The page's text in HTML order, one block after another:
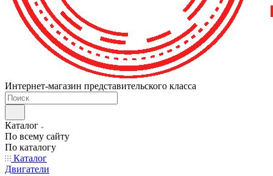
Интернет-магазин представительского класса
Каталог
По всему сайту
По каталогу
Каталог
Двигатели